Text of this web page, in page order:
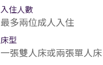
入住人數
最多兩位成人入住
床型
一張雙人床或兩張單人床